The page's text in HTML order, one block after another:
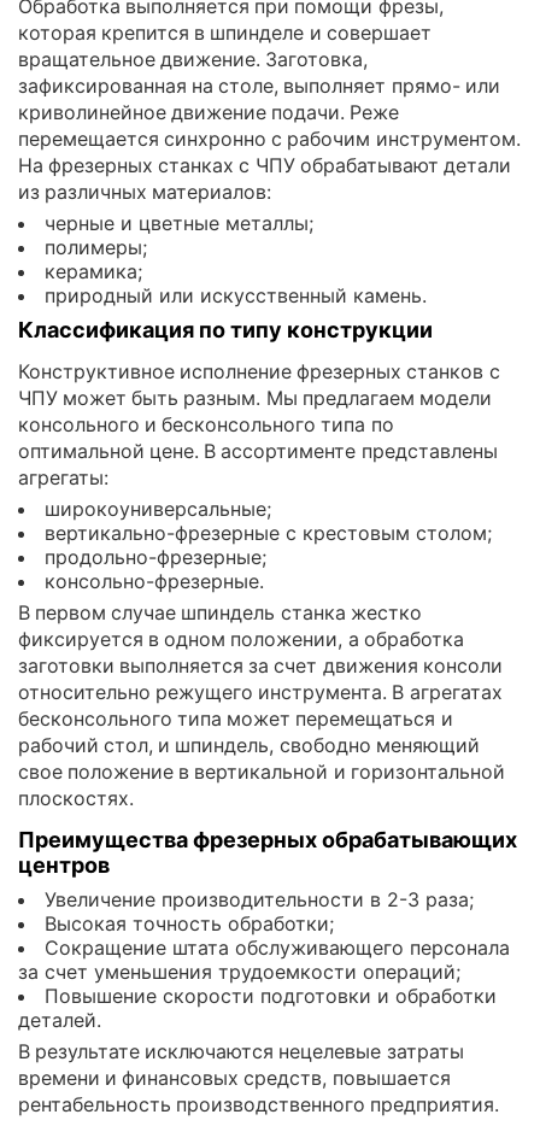
Обработка выполняется при помощи фрезы,
которая крепится в шпинделе и совершает
вращательное движение. Заготовка,
зафиксированная на столе, выполняет прямо- или
криволинейное движение подачи. Реже
перемещается синхронно с рабочим инструментом.
На фрезерных станках с ЧПУ обрабатывают детали
из различных материалов:
черные и цветные металлы;
полимеры;
керамика;
природный или искусственный камень.
Классификация по типу конструкции
Конструктивное исполнение фрезерных станков с
ЧПУ может быть разным. Мы предлагаем модели
консольного и бесконсольного типа по
оптимальной цене. В ассортименте представлены
агрегаты:
широкоуниверсальные;
вертикально-фрезерные с крестовым столом;
продольно-фрезерные;
консольно-фрезерные.
В первом случае шпиндель станка жестко
фиксируется в одном положении, а обработка
заготовки выполняется за счет движения консоли
относительно режущего инструмента. В агрегатах
бесконсольного типа может перемещаться и
рабочий стол, и шпиндель, свободно меняющий
свое положение в вертикальной и горизонтальной
плоскостях.
Преимущества фрезерных обрабатывающих
центров
Увеличение производительности в 2-3 раза;
Высокая точность обработки;
Сокращение штата обслуживающего персонала
за счет уменьшения трудоемкости операций;
Повышение скорости подготовки и обработки
деталей.
В результате исключаются нецелевые затраты
времени и финансовых средств, повышается
рентабельность производственного предприятия.